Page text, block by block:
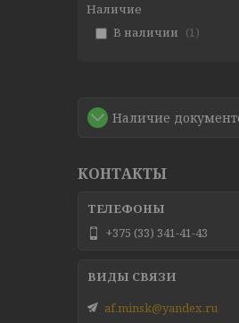
Наличие
В наличии
1
Наличие
КОНТАКТЫ
+375 (33) 341-41-43
af.minsk@yandex.ru